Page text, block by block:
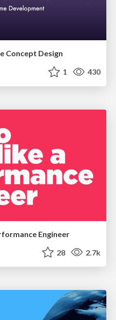
Concept Design
1 430
Engineer
28 2.7k